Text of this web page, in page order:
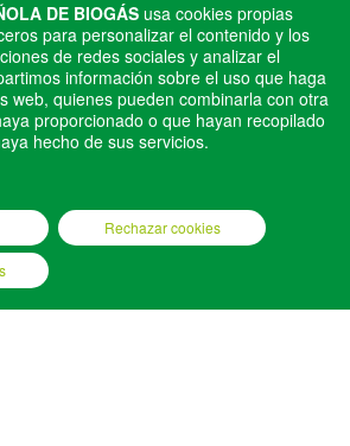
“El potencial del biometano en
de referencia: Lleida”
aportación podría representar la
de biogás y biometano en una ciudad
DE BIOGÁS usa cookies propias
para personalizar el contenido y los
de redes sociales y analizar el
información sobre el uso que haga
web, quienes pueden combinarla con otra
proporcionado o que hayan recopilado
hecho de sus servicios.
Rechazar cookies